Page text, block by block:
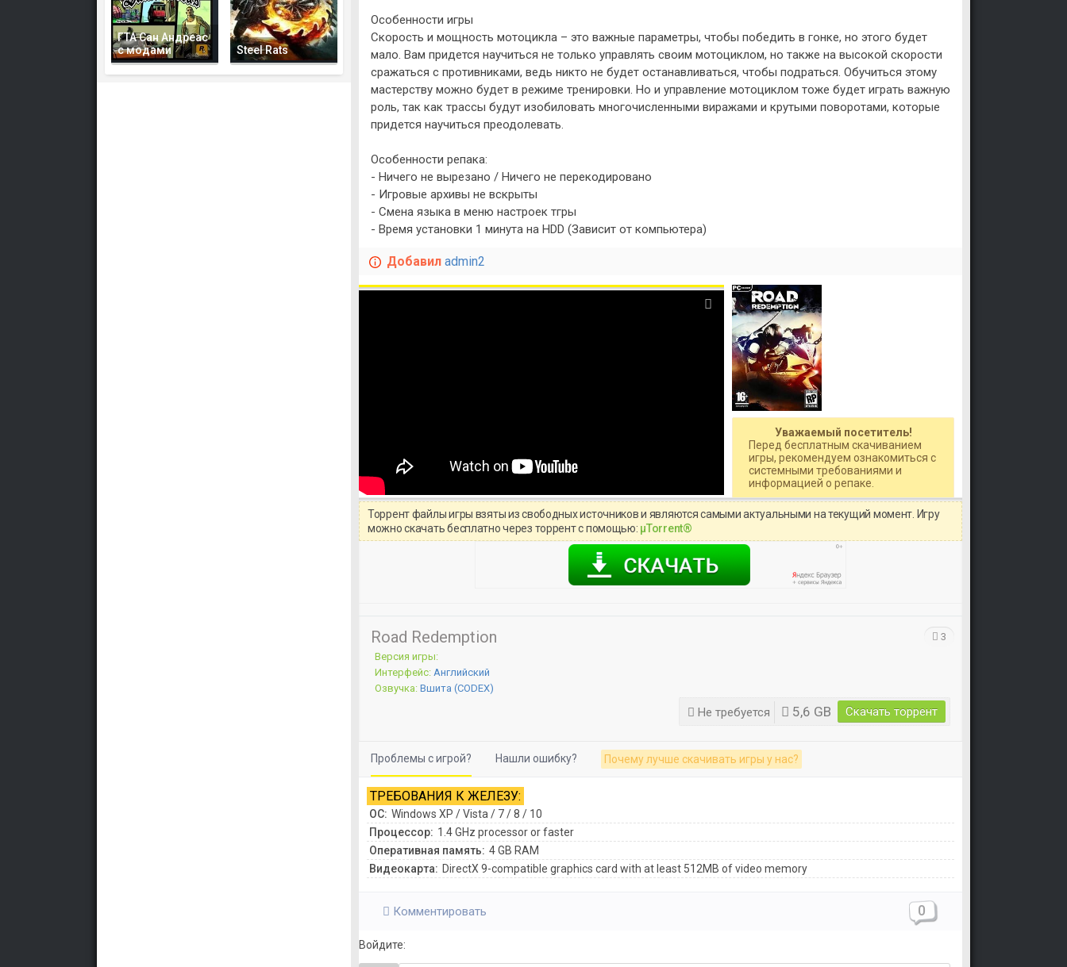
Особенности игры
Скорость и мощность мотоцикла – это важные параметры, чтобы победить в гонке, но этого будет
мало. Вам придется научиться не только управлять своим мотоциклом, но также на высокой скорости
сражаться с противниками, ведь никто не будет останавливаться, чтобы подраться. Обучиться этому
мастерству можно будет в режиме тренировки. Но и управление мотоциклом тоже будет играть важную
роль, так как трассы будут изобиловать многочисленными виражами и крутыми поворотами, которые
придется научиться преодолевать.
Особенности репака:
- Ничего не вырезано / Ничего не перекодировано
- Игровые архивы не вскрыты
- Смена языка в меню настроек тгры
- Время установки 1 минута на HDD (Зависит от компьютера)
Добавил admin2
Уважаемый посетитель!
Перед бесплатным скачиванием
игры, рекомендуем ознакомиться с
системными требованиями и
информацией о репаке.
Торрент файлы игры взяты из свободных источников и являются самыми актуальными на текущий момент. Игру
можно скачать бесплатно через торрент с помощью: μTorrent®
Road Redemption
Версия игры:
Интерфейс: Английский
Озвучка: Вшита (CODEX)
Не требуется 5,6 GB Скачать торрент
3
Проблемы с игрой? Нашли ошибку? Почему лучше скачивать игры у нас?
ТРЕБОВАНИЯ К ЖЕЛЕЗУ:
ОС: Windows XP / Vista / 7 / 8 / 10
Процессор: 1.4 GHz processor or faster
Оперативная память: 4 GB RAM
Видеокарта: DirectX 9-compatible graphics card with at least 512MB of video memory
Комментировать 0
Войдите:
ГТА Сан Андреас
с модами
Steel Rats